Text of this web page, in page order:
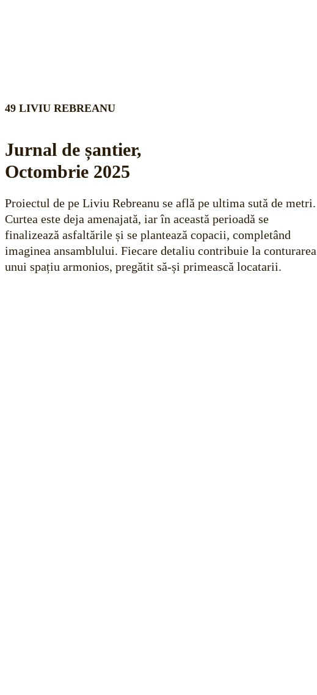
49 LIVIU REBREANU
Jurnal de șantier,
Octombrie 2025
Proiectul de pe Liviu Rebreanu se află pe ultima sută de metri.
Curtea este deja amenajată, iar în această perioadă se
finalizează asfaltările și se plantează copacii, completând
imaginea ansamblului. Fiecare detaliu contribuie la conturarea
unui spațiu armonios, pregătit să-și primească locatarii.